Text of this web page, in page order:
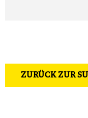
ZURÜCK ZUR